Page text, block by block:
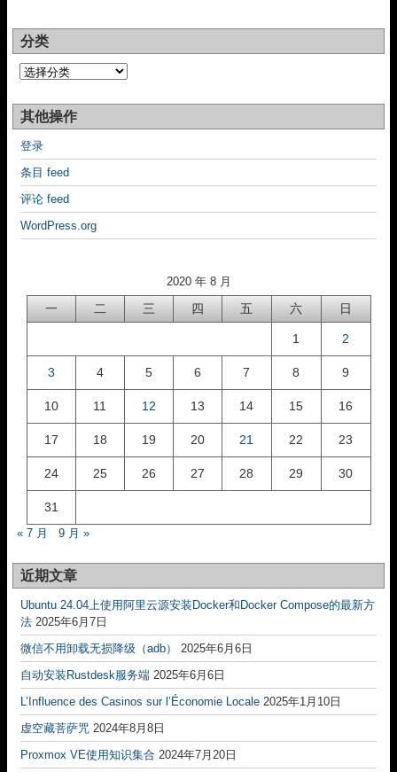
分类
分
类
其他操作
登录
条目 feed
评论 feed
WordPress.org
2020 年 8 月
一 二 三 四 五 六 日
1 2
3 4 5 6 7 8 9
10 11 12 13 14 15 16
17 18 19 20 21 22 23
24 25 26 27 28 29 30
31
« 7 月 9 月 »
近期文章
Ubuntu 24.04上使用阿里云源安装Docker和Docker Compose的最新方
法 2025年6月7日
微信不用卸载无损降级（adb）
2025年6月6日
自动安装Rustdesk服务端 2025年6月6日
L’Influence des Casinos sur l’Économie Locale 2025年1月10日
虚空藏菩萨咒 2024年8月8日
Proxmox VE使用知识集合 2024年7月20日